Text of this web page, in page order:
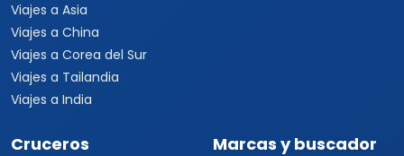
Viajes a Asia
Viajes a China
Viajes a Corea del Sur
Viajes a Tailandia
Viajes a India
Cruceros Marcas y buscador